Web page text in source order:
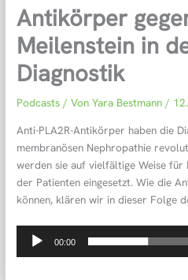
Antikörper
Meilenstein in
Diagnostik
Podcasts / VonYara Bestmann/
Anti-PLA2R-Antikörper haben die
membranösen Nephropathie
werden sie auf vielfältige Weise für
der Patienten eingesetzt. Wie die
können, klären wir in dieser Folge
Audio-
Player
00:00